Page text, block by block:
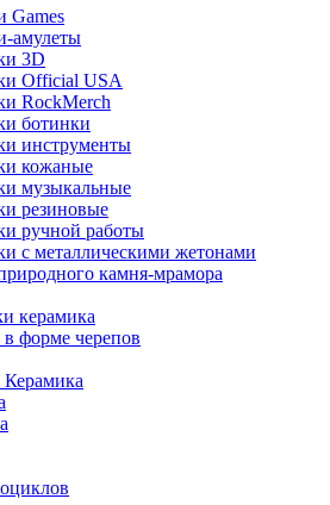
Games
амулеты
3D
Official USA
RockMerch
ботинки
инструменты
кожаные
музыкальные
резиновые
ручной работы
с металлическими жетонами
камня-мрамора
керамика
форме черепов